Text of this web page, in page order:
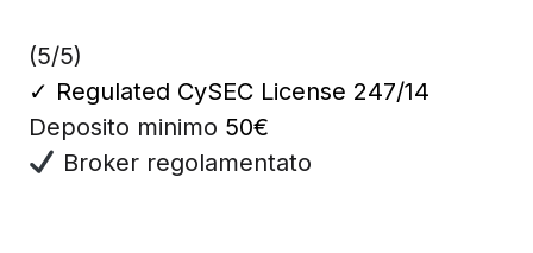
(5/5)
✓ Regulated CySEC License 247/14
Deposito minimo 50€
Broker regolamentato